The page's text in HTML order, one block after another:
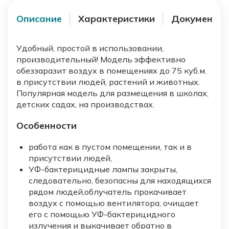
Описание Характеристики Документы
Удобный, простой в использовании,
производительный! Модель эффективно
обеззаразит воздух в помещениях до 75 куб.м.
в присутствии людей, растений и животных.
Популярная модель для размещения в школах,
детских садах, на производствах.
Особенности
работа как в пустом помещении, так и в
присутствии людей,
УФ-бактерицидные лампы закрыты,
следовательно, безопасны для находящихся
рядом людей,облучатель прокачивает
воздух с помощью вентилятора, очищает
его с помощью УФ-бактерицидного
излучения и выкачивает обратно в